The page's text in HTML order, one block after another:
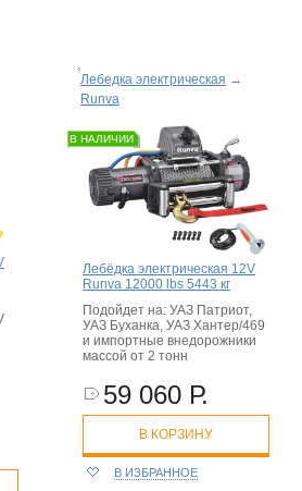
Лебедка электрическая →
Runva
В НАЛИЧИИ
Лебёдка электрическая 12V
Runva 12000 lbs 5443 кг
Подойдет на: УАЗ Патриот,
УАЗ Буханка, УАЗ Хантер/469
и импортные внедорожники
массой от 2 тонн
59 060 Р.
В КОРЗИНУ
В ИЗБРАННОЕ